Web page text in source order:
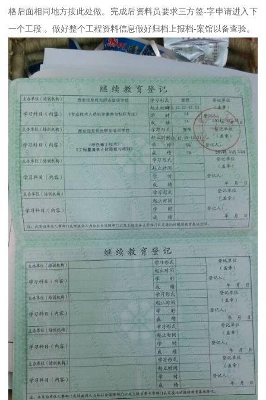
格后面相同地方按此处做。完成后资料员要求三方签-字申请进入下
一个工段 。做好整个工程资料信息做好归档上报档-案馆以备查验。